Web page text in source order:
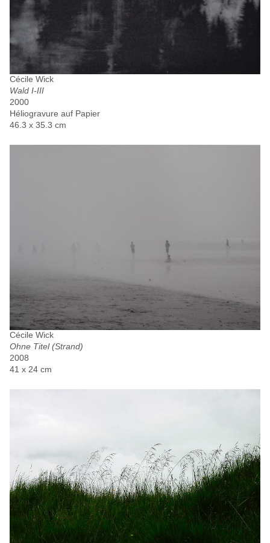
Cécile Wick
Wald I-III
2000
Héliogravure auf Papier
46.3 x 35.3 cm
Cécile Wick
Ohne Titel (Strand)
2008
41 x 24 cm